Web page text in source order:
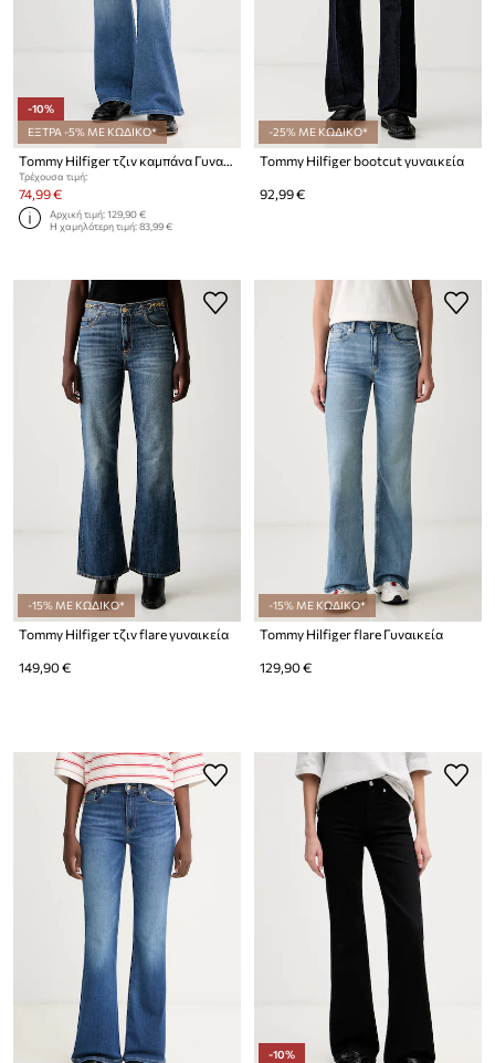
-10%
ΕΞΤΡΑ -5% ΜΕ ΚΩΔΙΚΟ*
Tommy Hilfiger τζιν καμπάνα Γυναικεία
Τρέχουσα τιμή:
74,99 €
Αρχική τιμή:129,90 €
Η χαμηλότερη τιμή:83,99 €
-25% ΜΕ ΚΩΔΙΚΟ*
Tommy Hilfiger bootcut γυναικεία
92,99 €
-15% ΜΕ ΚΩΔΙΚΟ*
Tommy Hilfiger τζιν flare γυναικεία
149,90 €
-15% ΜΕ ΚΩΔΙΚΟ*
Tommy Hilfiger flare Γυναικεία
129,90 €
-10%